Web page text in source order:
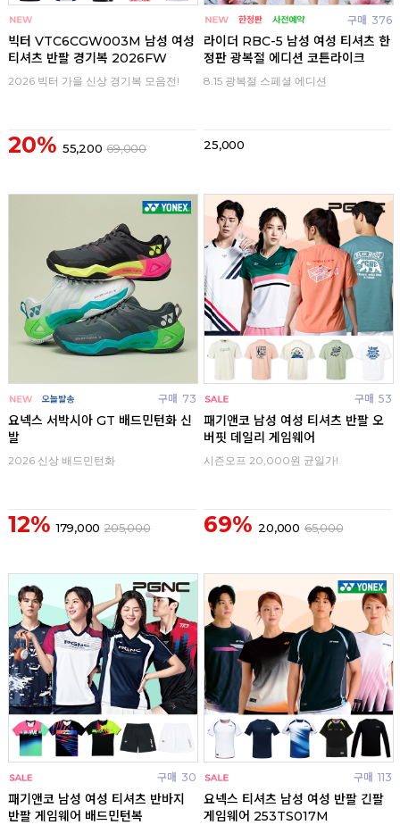
빅터 VTC6CGW003M 남성 여성
티셔츠 반팔 경기복 2026FW
2026 빅터 가을 신상 경기복 모음전!
20% 55,200 69,000
구매 376
라이더 RBC-5 남성 여성 티셔츠 한
정판 광복절 에디션 코튼라이크
8.15 광복절 스페셜 에디션
25,000
구매 73
요넥스 서박시아 GT 배드민턴화 신
발
2026 신상 배드민턴화
12% 179,000 205,000
구매 53
패기앤코 남성 여성 티셔츠 반팔 오
버핏 데일리 게임웨어
시즌오프 20,000원 균일가!
69% 20,000 65,000
구매 30
패기앤코 남성 여성 티셔츠 반바지
반팔 게임웨어 배드민턴복
구매 113
요넥스 티셔츠 남성 여성 반팔 긴팔
게임웨어 253TS017M